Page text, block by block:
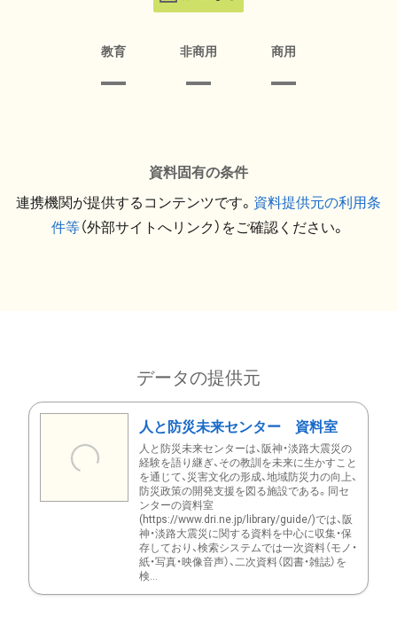
教育 非商用 商用
資料固有の条件
連携機関が提供するコンテンツです。 資料提供元の利用条
件等（外部サイトへリンク）をご確認ください。
データの提供元
人と防災未来センター 資料室
人と防災未来センターは、阪神・淡路大震災の
経験を語り継ぎ、その教訓を未来に生かすこと
を通じて、災害文化の形成、地域防災力の向上、
防災政策の開発支援を図る施設である。同セ
ンターの資料室
(https://www.dri.ne.jp/library/guide/)では、阪
神・淡路大震災に関する資料を中心に収集・保
存しており、検索システムでは一次資料（モノ・
紙・写真・映像音声）、二次資料（図書・雑誌）を
検...